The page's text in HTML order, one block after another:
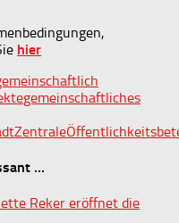
hier
gemeinschaftliches
…